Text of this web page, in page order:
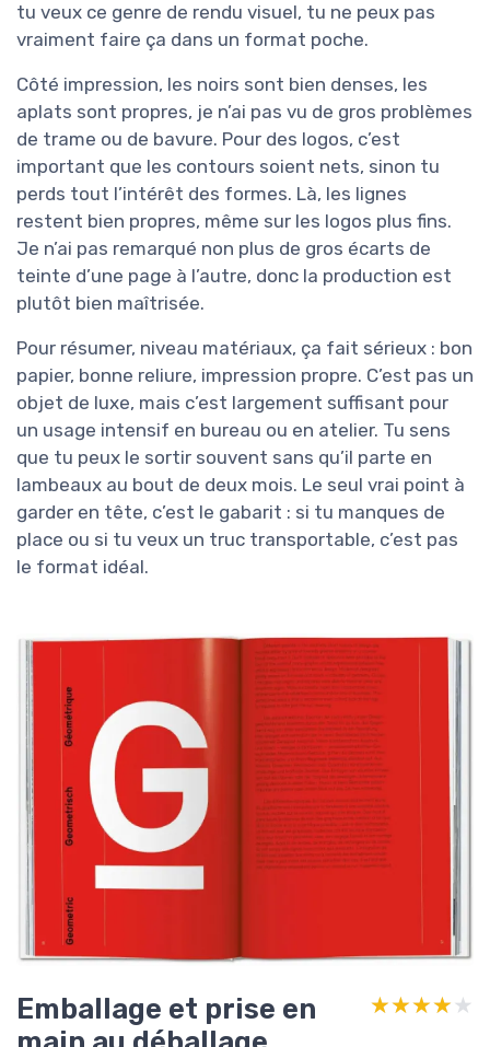
tu veux ce genre de rendu visuel, tu ne peux pas
vraiment faire ça dans un format poche.
Côté impression, les noirs sont bien denses, les
aplats sont propres, je n’ai pas vu de gros problèmes
de trame ou de bavure. Pour des logos, c’est
important que les contours soient nets, sinon tu
perds tout l’intérêt des formes. Là, les lignes
restent bien propres, même sur les logos plus fins.
Je n’ai pas remarqué non plus de gros écarts de
teinte d’une page à l’autre, donc la production est
plutôt bien maîtrisée.
Pour résumer, niveau matériaux, ça fait sérieux : bon
papier, bonne reliure, impression propre. C’est pas un
objet de luxe, mais c’est largement suffisant pour
un usage intensif en bureau ou en atelier. Tu sens
que tu peux le sortir souvent sans qu’il parte en
lambeaux au bout de deux mois. Le seul vrai point à
garder en tête, c’est le gabarit : si tu manques de
place ou si tu veux un truc transportable, c’est pas
le format idéal.
Emballage et prise en
★★★★★
★★★★★